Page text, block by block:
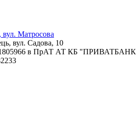
Матросова
вул. Садова, 10
в ПрАТ АТ КБ